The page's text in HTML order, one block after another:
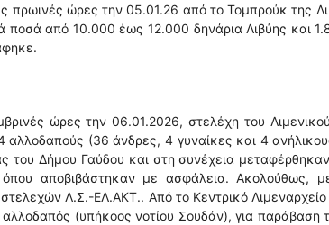
πρωινές ώρες την 05.01.26 από το Τομπρούκ της
ποσά από 10.000 έως 12.000 δηνάρια Λιβύης και
ώρες την 06.01.2026, στελέχη του
αλλοδαπούς (36 άνδρες, 4 γυναίκες και 4
του Δήμου Γαύδου και στη συνέχεια
όπου αποβιβάστηκαν με ασφάλεια. Ακολούθως,
Λ.Σ.-ΕΛ.ΑΚΤ.. Από το Κεντρικό
αλλοδαπός (υπήκοος νοτίου Σουδάν), για